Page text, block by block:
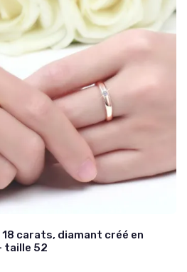
carats, diamant créé en
taille 52